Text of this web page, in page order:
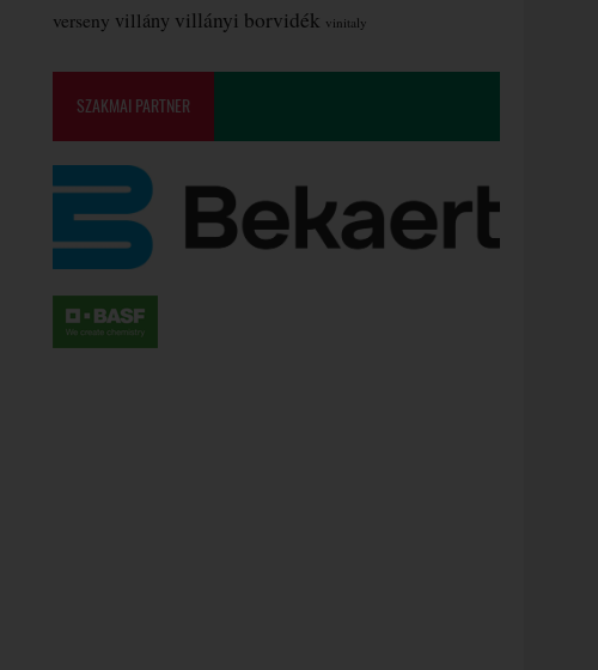
verseny villány villányi borvidék vinitaly
SZAKMAI PARTNER